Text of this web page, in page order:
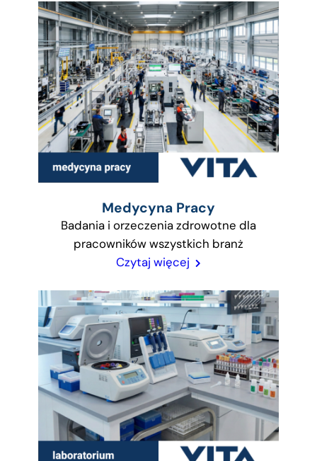
Medycyna Pracy
Badania i orzeczenia zdrowotne dla
pracowników wszystkich branż
Czytaj więcej